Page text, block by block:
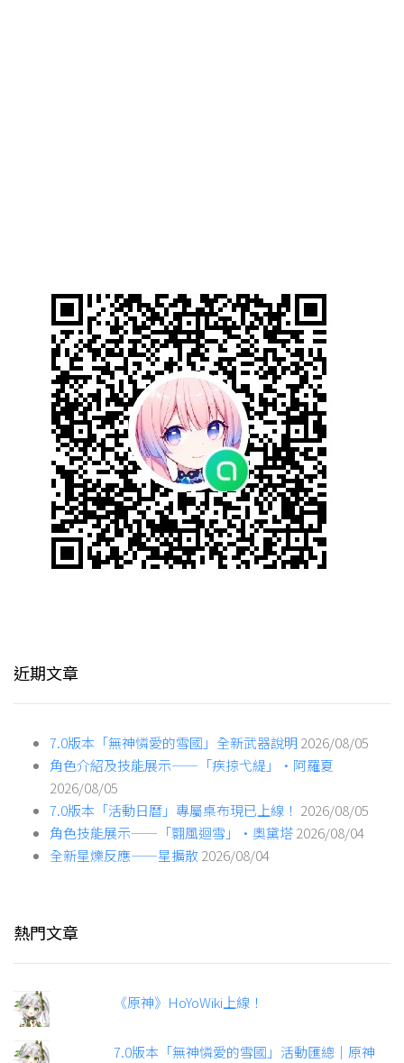
近期文章
7.0版本「無神憐愛的雪國」全新武器說明 2026/08/05
角色介紹及技能展示——「疾掠弋緹」·阿羅夏
2026/08/05
7.0版本「活動日曆」專屬桌布現已上線！ 2026/08/05
角色技能展示——「翾風迴雪」·奧黛塔2026/08/04
全新星爍反應——星擴散2026/08/04
熱門文章
《原神》HoYoWiki上線！
7.0版本「無神憐愛的雪國」活動匯總｜原神